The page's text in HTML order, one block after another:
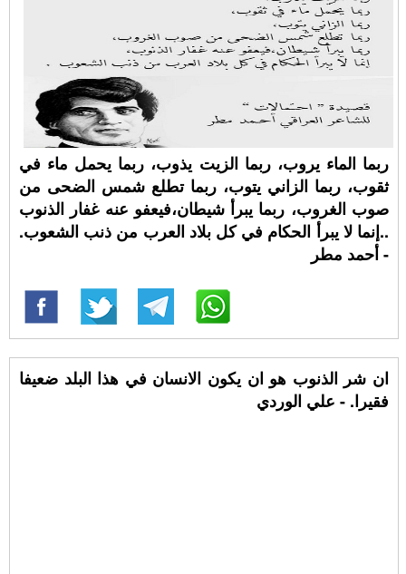
ربما الماء يروب، ربما الزيت يذوب، ربما يحمل ماء في
ثقوب، ربما الزاني يتوب، ربما تطلع شمس الضحى من
صوب الغروب، ربما يبرأ شيطان،فيعفو عنه غفار الذنوب
..إنما لا يبرأ الحكام في كل بلاد العرب من ذنب الشعوب.
- أحمد مطر
ان شر الذنوب هو ان يكون الانسان في هذا البلد ضعيفا
فقيرا. - علي الوردي